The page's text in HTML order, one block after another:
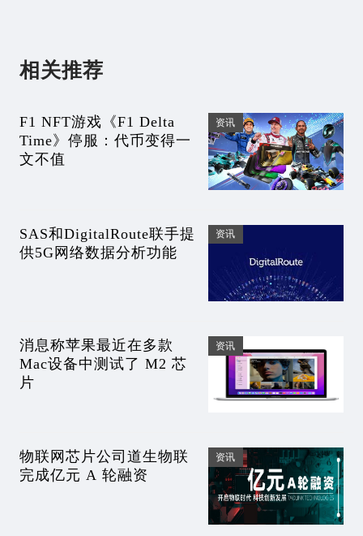
相关推荐
F1 NFT游戏《F1 Delta
Time》停服：代币变得一
文不值
资讯
SAS和DigitalRoute联手提
供5G网络数据分析功能
资讯
消息称苹果最近在多款
Mac设备中测试了 M2 芯
片
资讯
物联网芯片公司道生物联
完成亿元 A 轮融资
资讯